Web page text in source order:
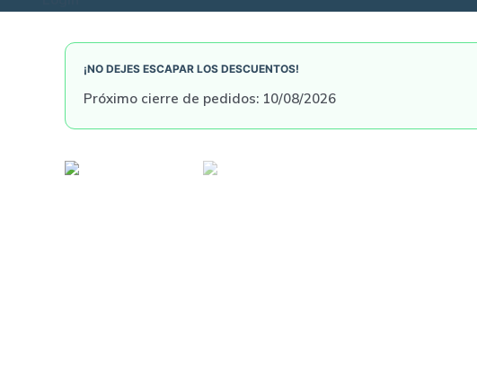
¡NO DEJES ESCAPAR LOS DESCUENTOS!
Próximo cierre de pedidos: 10/08/2026